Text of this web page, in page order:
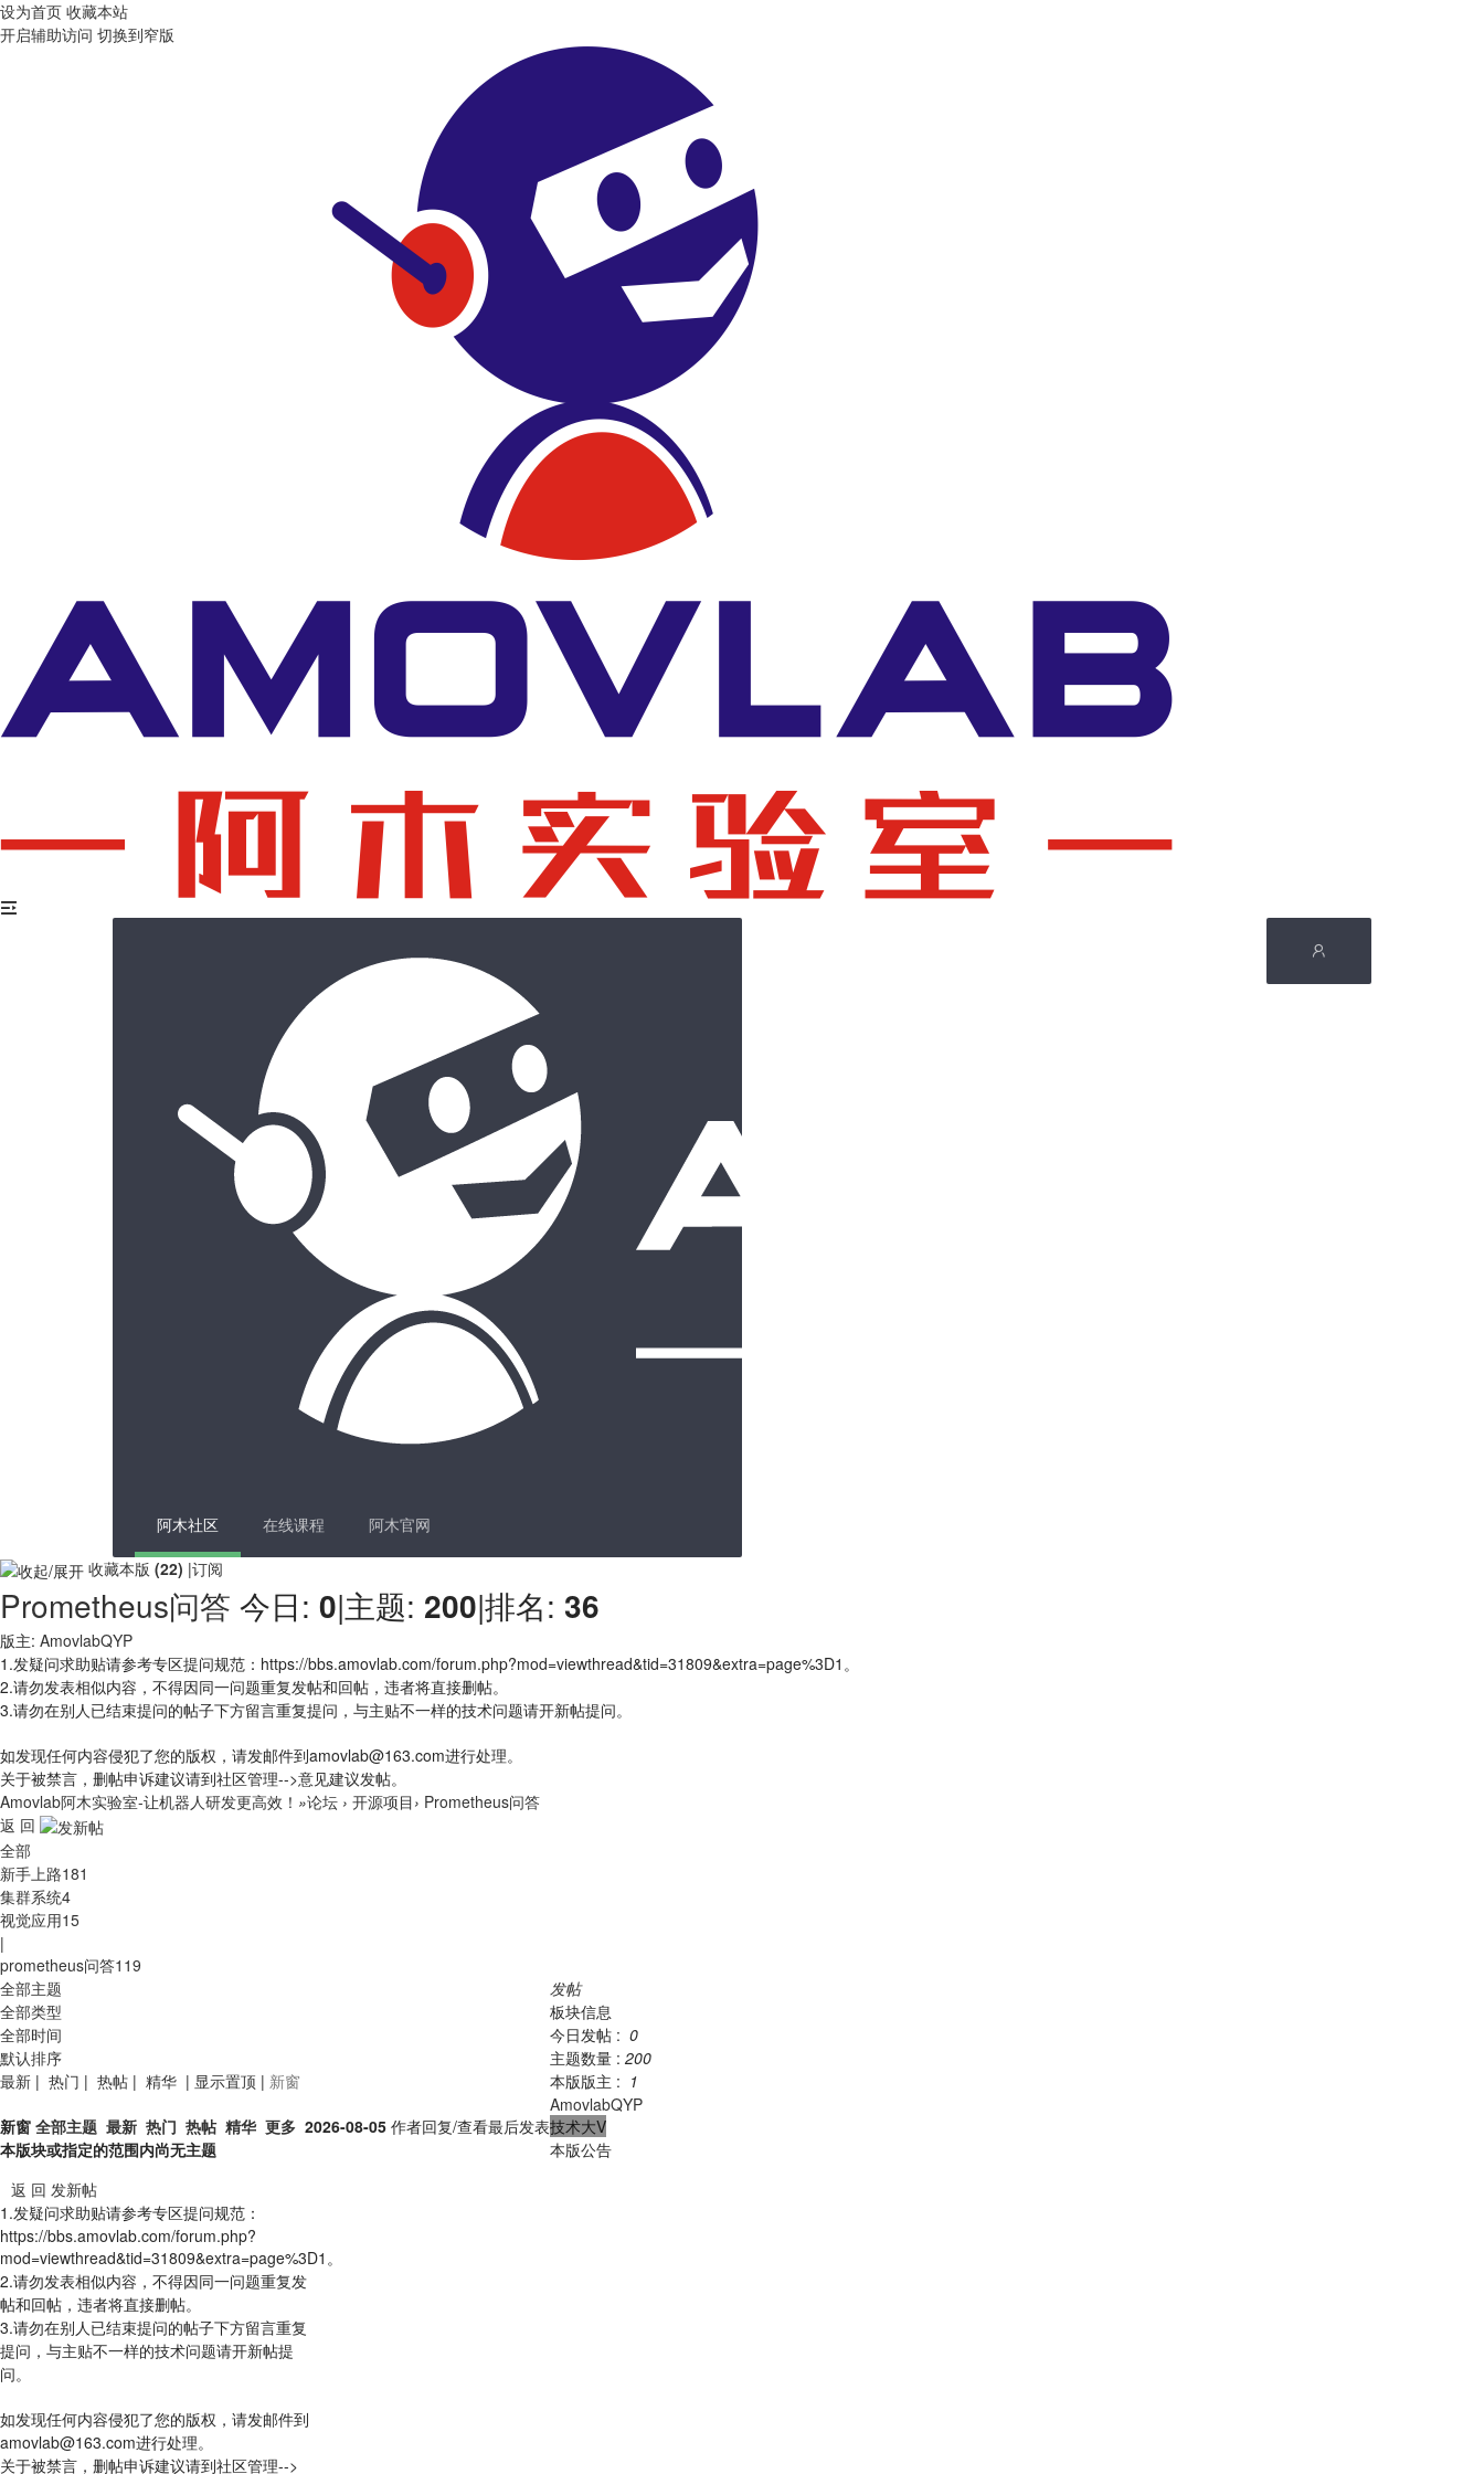
设为首页 收藏本站
开启辅助访问 切换到窄版
阿木社区 在线课程
阿木官网
收藏本版 (22) |订阅
Prometheus问答 今日: 0|主题: 200|排名: 36
版主: AmovlabQYP
1.发疑问求助贴请参考专区提问规范：https://bbs.amovlab.com/forum.php?mod=viewthread&tid=31809&extra=page%3D1。
2.请勿发表相似内容，不得因同一问题重复发帖和回帖，违者将直接删帖。
3.请勿在别人已结束提问的帖子下方留言重复提问，与主贴不一样的技术问题请开新帖提问。
如发现任何内容侵犯了您的版权，请发邮件到amovlab@163.com进行处理。
关于被禁言，删帖申诉建议请到社区管理-->意见建议发帖。
Amovlab阿木实验室-让机器人研发更高效！ »论坛 › 开源项目› Prometheus问答
返 回
全部
新手上路181
集群系统4
视觉应用15
|
prometheus问答119
全部主题
全部类型
全部时间
默认排序
最新 | 热门 | 热帖 | 精华 | 显示置顶 | 新窗
新窗 全部主题 最新 热门 热帖 精华 更多 2026-08-05 作者回复/查看最后发表
本版块或指定的范围内尚无主题
返 回 发新帖
发帖
板块信息
今日发帖 : 0
主题数量 : 200
本版版主 : 1
AmovlabQYP
技术大V
本版公告
1.发疑问求助贴请参考专区提问规范：
https://bbs.amovlab.com/forum.php?
mod=viewthread&tid=31809&extra=page%3D1。
2.请勿发表相似内容，不得因同一问题重复发
帖和回帖，违者将直接删帖。
3.请勿在别人已结束提问的帖子下方留言重复
提问，与主贴不一样的技术问题请开新帖提
问。
如发现任何内容侵犯了您的版权，请发邮件到
amovlab@163.com进行处理。
关于被禁言，删帖申诉建议请到社区管理-->